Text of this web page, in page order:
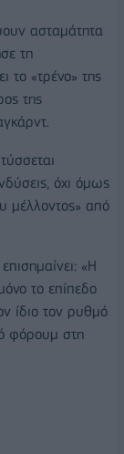
ασταμάτητα
τη
το «τρένο» της
της
όχι όμως
μέλλοντος» από
«Η
το επίπεδο
ίδιο τον ρυθμό
φόρουμ στη